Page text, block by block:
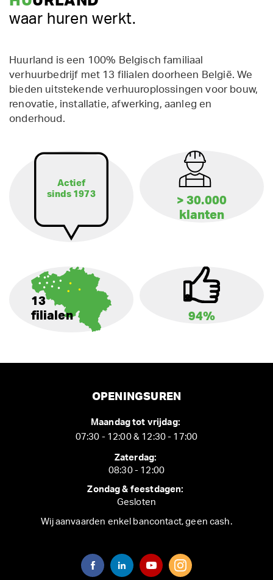
waar huren werkt.
Huurland is een 100% Belgisch familiaal
verhuurbedrijf met 13 filialen doorheen België. We
bieden uitstekende verhuuroplossingen voor bouw,
renovatie, installatie, afwerking, aanleg en
onderhoud.
Actief
sinds 1973
> 30.000
klanten
13
filialen
94%
OPENINGSUREN
Maandag tot vrijdag:
07:30 - 12:00 & 12:30 - 17:00
Zaterdag:
08:30 - 12:00
Zondag & feestdagen:
Gesloten
Wij aanvaarden enkel bancontact, geen cash.